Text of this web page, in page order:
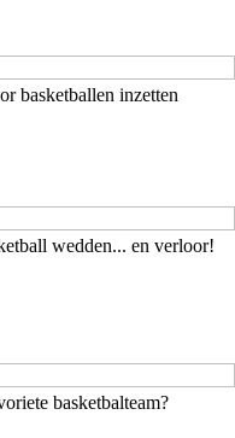
basketballen inzetten
wedden... en verloor!
basketbalteam?